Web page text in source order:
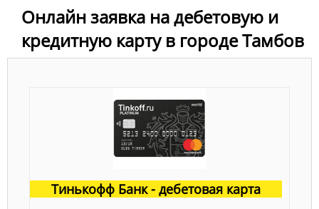
Онлайн заявка на дебетовую и
кредитную карту в городе Тамбов
Тинькофф Банк - дебетовая карта